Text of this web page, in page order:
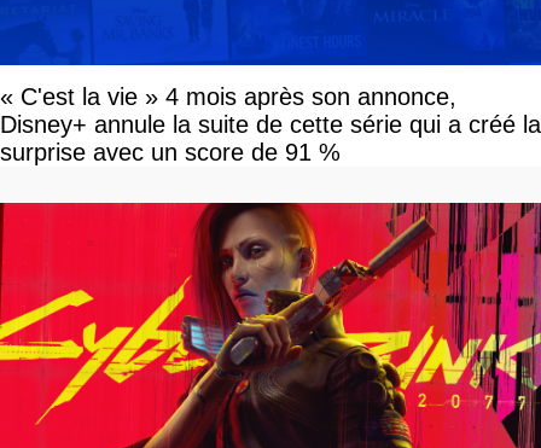
« C'est la vie » 4 mois après son annonce,
Disney+ annule la suite de cette série qui a créé la
surprise avec un score de 91 %